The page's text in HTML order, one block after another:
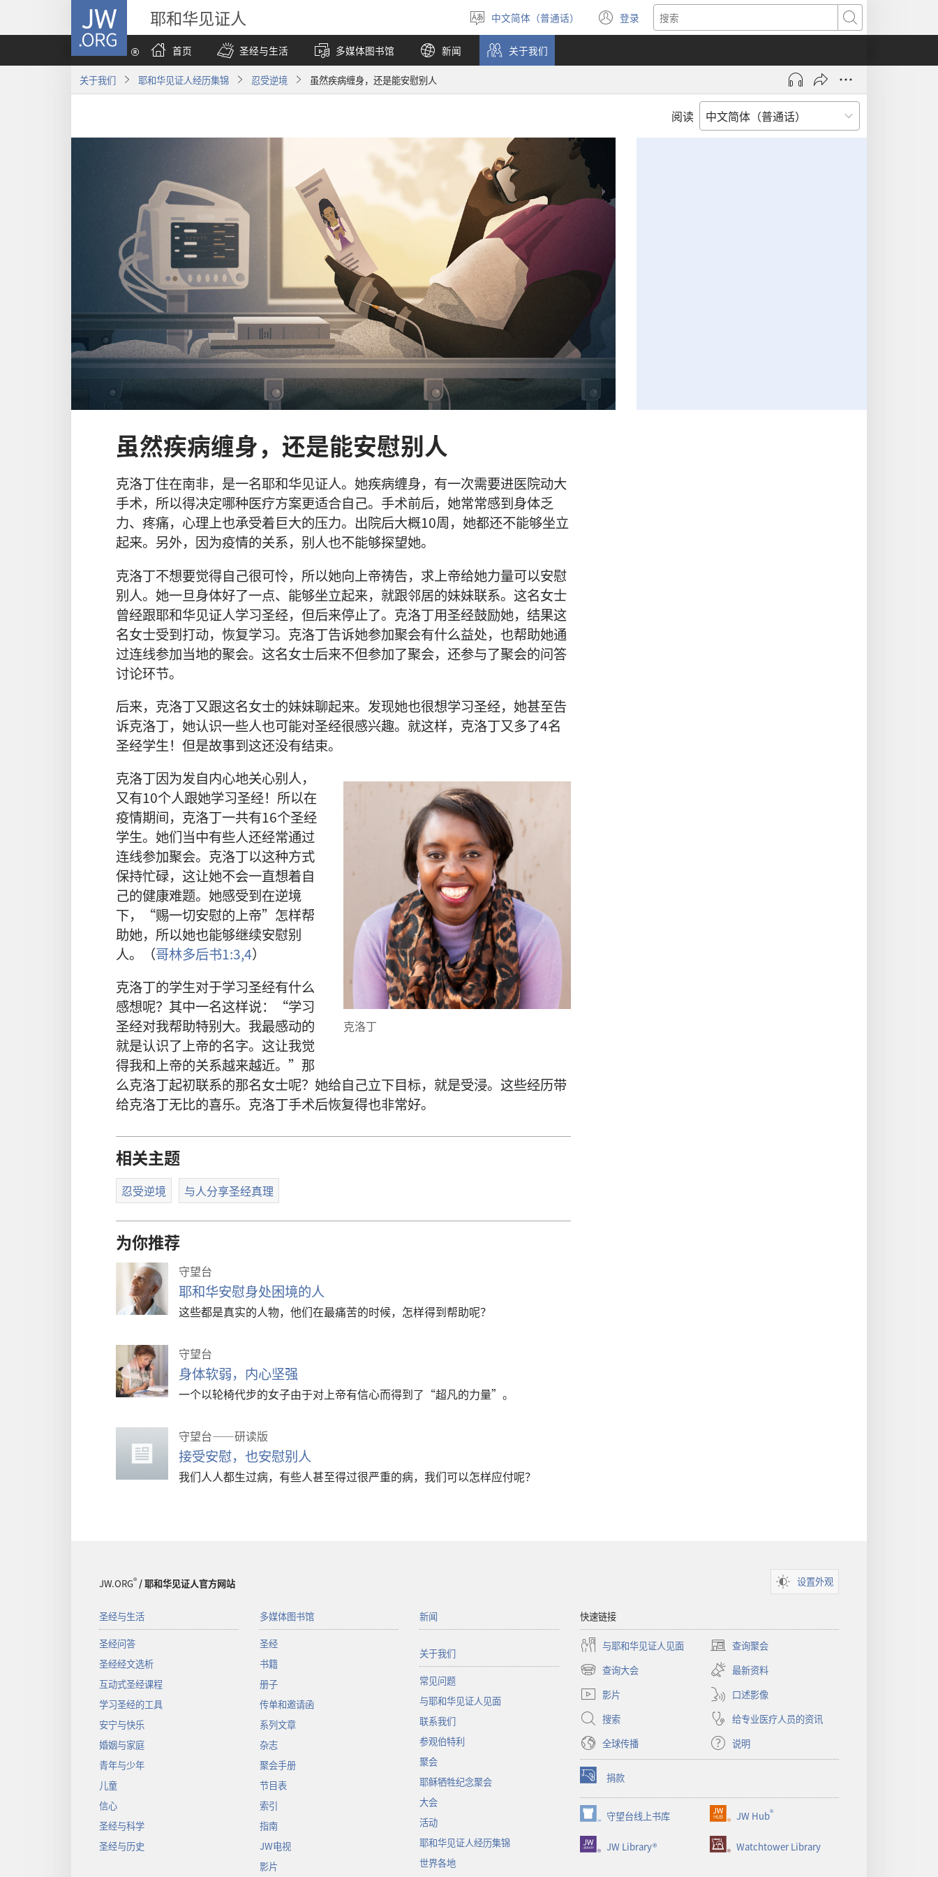
JW.ORG 耶和华见证人
选
择
语
言
中文简体（普通话） 登录
（打
开
窗
搜
索
首页
圣经与生活 多媒体图书馆 新闻 关于我们
关于我们 耶和华见证人经历集锦 忍受逆境 虽然疾病缠身，还是能安慰别人
阅读
虽然疾病缠身，还是能安慰别人
克洛丁住在南非，是一名耶和华见证人。她疾病缠身，有一次需要进医院动大
手术，所以得决定哪种医疗方案更适合自己。手术前后，她常常感到身体乏
力、疼痛，心理上也承受着巨大的压力。出院后大概10周，她都还不能够坐立
起来。另外，因为疫情的关系，别人也不能够探望她。
克洛丁不想要觉得自己很可怜，所以她向上帝祷告，求上帝给她力量可以安慰
别人。她一旦身体好了一点、能够坐立起来，就跟邻居的妹妹联系。这名女士
曾经跟耶和华见证人学习圣经，但后来停止了。克洛丁用圣经鼓励她，结果这
名女士受到打动，恢复学习。克洛丁告诉她参加聚会有什么益处，也帮助她通
过连线参加当地的聚会。这名女士后来不但参加了聚会，还参与了聚会的问答
讨论环节。
后来，克洛丁又跟这名女士的妹妹聊起来。发现她也很想学习圣经，她甚至告
诉克洛丁，她认识一些人也可能对圣经很感兴趣。就这样，克洛丁又多了4名
圣经学生！但是故事到这还没有结束。
克洛丁
克洛丁因为发自内心地关心别人，
又有10个人跟她学习圣经！所以在
疫情期间，克洛丁一共有16个圣经
学生。她们当中有些人还经常通过
连线参加聚会。克洛丁以这种方式
保持忙碌，这让她不会一直想着自
己的健康难题。她感受到在逆境
下，“赐一切安慰的上帝”怎样帮
助她，所以她也能够继续安慰别
人。（哥林多后书1:3,4）
克洛丁的学生对于学习圣经有什么
感想呢？其中一名这样说：“学习
圣经对我帮助特别大。我最感动的
就是认识了上帝的名字。这让我觉
得我和上帝的关系越来越近。”那
么克洛丁起初联系的那名女士呢？她给自己立下目标，就是受浸。这些经历带
给克洛丁无比的喜乐。克洛丁手术后恢复得也非常好。
相关主题
忍受逆境 与人分享圣经真理
为你推荐
守望台
耶和华安慰身处困境的人
这些都是真实的人物，他们在最痛苦的时候，怎样得到帮助呢？
守望台
身体软弱，内心坚强
一个以轮椅代步的女子由于对上帝有信心而得到了“超凡的力量”。
守望台——研读版
接受安慰，也安慰别人
我们人人都生过病，有些人甚至得过很严重的病，我们可以怎样应付呢？
JW.ORG®/ 耶和华见证人官方网站 设置外观
圣经与生活
圣经问答
圣经经文选析
互动式圣经课程
学习圣经的工具
安宁与快乐
婚姻与家庭
青年与少年
儿童
信心
圣经与科学
圣经与历史
多媒体图书馆
圣经
书籍
册子
传单和邀请函
系列文章
杂志
聚会手册
节目表
索引
指南
JW电视
影片
新闻
关于我们
常见问题
与耶和华见证人见面
联系我们
参观伯特利
聚会
耶稣牺牲纪念聚会
大会
活动
耶和华见证人经历集锦
世界各地
快速链接
与耶和华见证人见面 查询聚会
（打
开
新
窗
口）
查询大会
（打
开
新
窗
口）
最新资料
影片
口述影像
搜索
给专业医疗人员的资讯
全球传播
说明
捐款
（打
开
新
窗
口）
守望台线上书库
（打
开
新
JW Hub®
（打
开
新
JW Library® Watchtower Library